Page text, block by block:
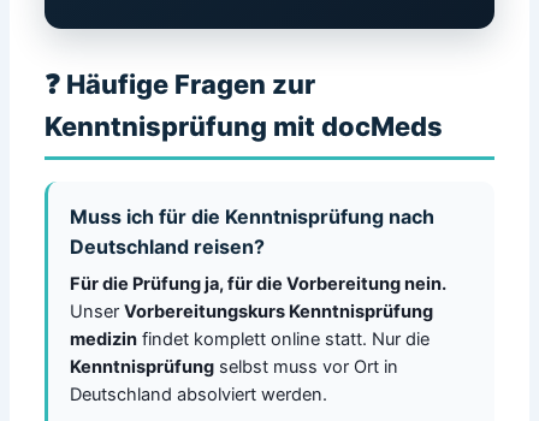
❓ Häufige Fragen zur
Kenntnisprüfung mit docMeds
Muss ich für die Kenntnisprüfung nach
Deutschland reisen?
Für die Prüfung ja, für die Vorbereitung nein.
Unser Vorbereitungskurs Kenntnisprüfung
medizinfindet komplett online statt. Nur die
Kenntnisprüfungselbst muss vor Ort in
Deutschland absolviert werden.